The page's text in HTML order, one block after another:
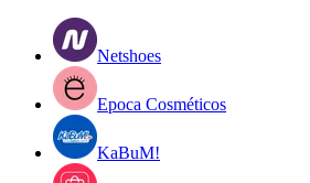
Netshoes
Epoca Cosméticos
KaBuM!